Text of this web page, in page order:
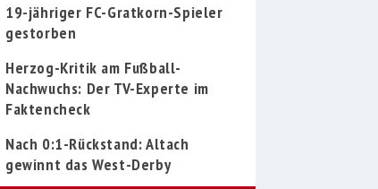
19-jähriger FC-Gratkorn-Spieler
gestorben
Herzog-Kritik am Fußball-
Nachwuchs: Der TV-Experte im
Faktencheck
Nach 0:1-Rückstand: Altach
gewinnt das West-Derby